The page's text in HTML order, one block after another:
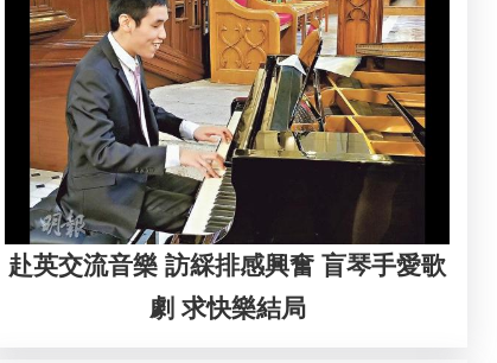
赴英交流音樂 訪綵排感興奮 盲琴手愛歌
劇 求快樂結局